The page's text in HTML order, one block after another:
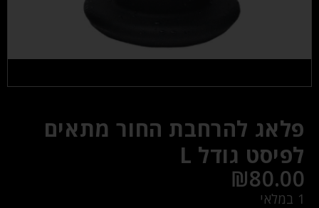
פלאג להרחבת החור מתאים
לפיסט גודל L
₪80.00
1 במלאי